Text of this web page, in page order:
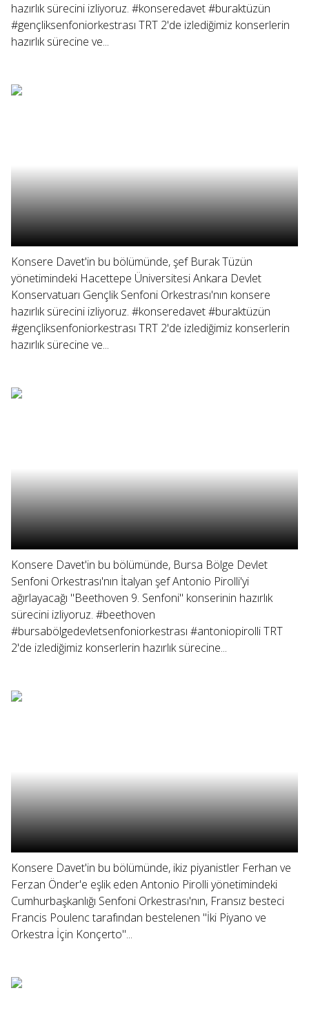
hazırlık sürecini izliyoruz. #konseredavet #buraktüzün
#gençliksenfoniorkestrası TRT 2'de izlediğimiz konserlerin
hazırlık sürecine ve...
Konsere Davet'in bu bölümünde, şef Burak Tüzün
yönetimindeki Hacettepe Üniversitesi Ankara Devlet
Konservatuarı Gençlik Senfoni Orkestrası'nın konsere
hazırlık sürecini izliyoruz. #konseredavet #buraktüzün
#gençliksenfoniorkestrası TRT 2'de izlediğimiz konserlerin
hazırlık sürecine ve...
Konsere Davet'in bu bölümünde, Bursa Bölge Devlet
Senfoni Orkestrası'nın İtalyan şef Antonio Pirolli'yi
ağırlayacağı "Beethoven 9. Senfoni" konserinin hazırlık
sürecini izliyoruz. #beethoven
#bursabölgedevletsenfoniorkestrası #antoniopirolli TRT
2'de izlediğimiz konserlerin hazırlık sürecine...
Konsere Davet'in bu bölümünde, ikiz piyanistler Ferhan ve
Ferzan Önder'e eşlik eden Antonio Pirolli yönetimindeki
Cumhurbaşkanlığı Senfoni Orkestrası'nın, Fransız besteci
Francis Poulenc tarafından bestelenen "İki Piyano ve
Orkestra İçin Konçerto"...